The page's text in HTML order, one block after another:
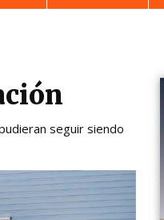
seguir siendo